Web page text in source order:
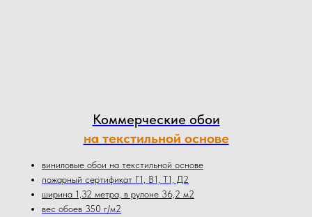
Коммерческие обои
на текстильной основе
виниловые обои на текстильной основе
пожарный сертификат Г1, В1, Т1, Д2
ширина 1,32 метра, в рулоне 36,2 м2
вес обоев 350 г/м2